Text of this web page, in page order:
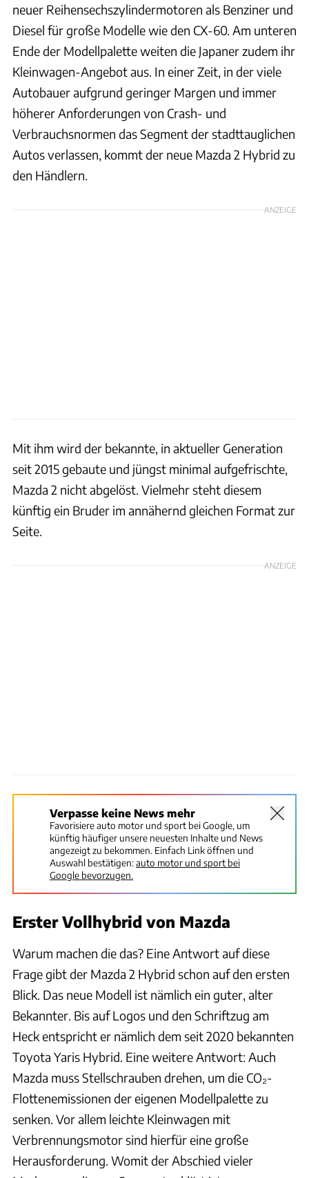
neuer Reihensechszylindermotoren als Benziner und
Diesel für große Modelle wie den CX-60. Am unteren
Ende der Modellpalette weiten die Japaner zudem ihr
Kleinwagen-Angebot aus. In einer Zeit, in der viele
Autobauer aufgrund geringer Margen und immer
höherer Anforderungen von Crash- und
Verbrauchsnormen das Segment der stadttauglichen
Autos verlassen, kommt der neue Mazda 2 Hybrid zu
den Händlern.
ANZEIGE
Mit ihm wird der bekannte, in aktueller Generation
seit 2015 gebaute und jüngst minimal aufgefrischte,
Mazda 2 nicht abgelöst. Vielmehr steht diesem
künftig ein Bruder im annähernd gleichen Format zur
Seite.
ANZEIGE
Verpasse keine News mehr
Favorisiere auto motor und sport bei Google, um
künftig häufiger unsere neuesten Inhalte und News
angezeigt zu bekommen. Einfach Link öffnen und
Auswahl bestätigen:auto motor und sport bei
Google bevorzugen.
Erster Vollhybrid von Mazda
Warum machen die das? Eine Antwort auf diese
Frage gibt der Mazda 2 Hybrid schon auf den ersten
Blick. Das neue Modell ist nämlich ein guter, alter
Bekannter. Bis auf Logos und den Schriftzug am
Heck entspricht er nämlich dem seit 2020 bekannten
Toyota Yaris Hybrid. Eine weitere Antwort: Auch
Mazda muss Stellschrauben drehen, um die CO₂-
Flottenemissionen der eigenen Modellpalette zu
senken. Vor allem leichte Kleinwagen mit
Verbrennungsmotor sind hierfür eine große
Herausforderung. Womit der Abschied vieler